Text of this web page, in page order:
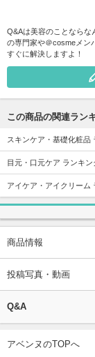
Q&Aは美容のことならな
の専門家や＠cosmeメン
すぐに解決しますよ！
この商品の関連ラン
スキンケア・基礎化粧品
目元・口元ケア ランキン
アイケア・アイクリーム
商品情報
投稿写真・動画
Q&A
アベンヌのTOPへ